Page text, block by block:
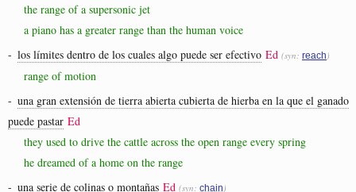
the range of a supersonic jet
a piano has a greater range than the human voice
- los límites dentro de los cuales algo puede ser efectivo Ed (syn: reach )
range of motion
- una gran extensión de tierra abierta cubierta de hierba en la que el ganado
puede pastar Ed
they used to drive the cattle across the open range every spring
he dreamed of a home on the range
- una serie de colinas o montañas Ed (syn: chain )